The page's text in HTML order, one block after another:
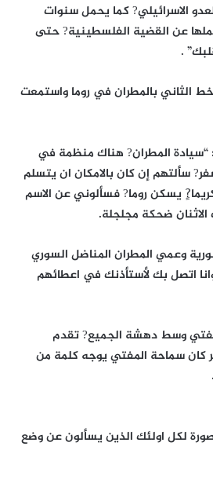
الاسرائيلي? كما يحمل سنوات
عن القضية الفلسطينية? حتى
.
الثاني بالمطران في روما واستمعت
“سيادة المطران? هناك منظمة في
سألتهم إن كان بالامكان ان يتسلم
يسكن روما? فسألوني عن الاسم
ضحكة مجلجلة.
وعمي المطران المناضل السوري
اتصل بك لأستأذنك في اعطائهم
وسط دهشة الجميع? تقدم
كان سماحة المفتي يوجه كلمة من
لكل اولئك الذين يسألون عن وضع